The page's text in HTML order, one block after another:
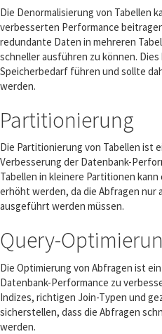
Die Denormalisierung von Tabellen
verbesserten Performance
redundante Daten in mehreren
schneller ausführen zu können.
Speicherbedarf führen und sollte
werden.
Partitionierung
Die Partitionierung von Tabellen ist
Verbesserung der Datenbank-
Tabellen in kleinere Partitionen
erhöht werden, da die Abfragen
ausgeführt werden müssen.
Query-
Die Optimierung von Abfragen ist
Datenbank-Performance zu
Indizes, richtigen Join-Typen und
sicherstellen, dass die Abfragen
werden.